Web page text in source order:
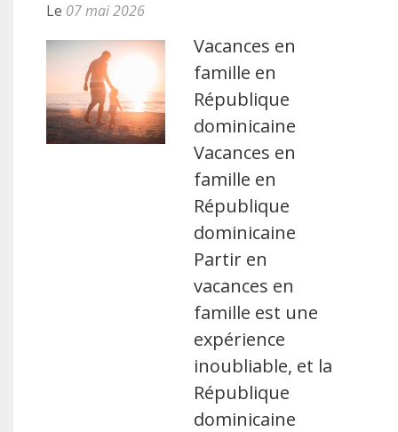
Le 07 mai 2026
Vacances en
famille en
République
dominicaine
Vacances en
famille en
République
dominicaine
Partir en
vacances en
famille est une
expérience
inoubliable, et la
République
dominicaine